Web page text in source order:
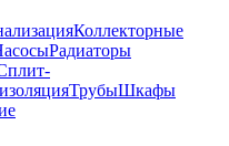
Коллекторные
Радиаторы
ТрубыШкафы